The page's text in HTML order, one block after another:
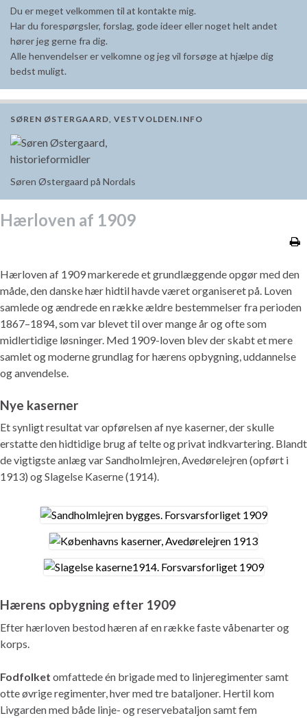
Du er meget velkommen til at kontakte mig.
Har du forespørgsler, forslag, gode ideer eller noget helt andet
hører jeg gerne fra dig.
Alle henvendelser er velkomne og jeg vil forsøge at hjælpe dig
bedst muligt.
SØREN ØSTERGAARD, VESTVOLDEN.INFO
Søren Østergaard på Nordals
Hærloven af 1909
Hærloven af 1909 markerede et grundlæggende opgør med den
måde, den danske hær hidtil havde været organiseret på. Loven
samlede og ændrede en række ældre bestemmelser fra perioden
1867–1894, som var blevet til over mange år og ofte som
midlertidige løsninger. Med 1909-loven blev der skabt et mere
samlet og moderne grundlag for hærens opbygning, uddannelse
og anvendelse.
Nye kaserner
Et synligt resultat var opførelsen af nye kaserner, der skulle
erstatte den hidtidige brug af telte og privat indkvartering. Blandt
de vigtigste anlæg var Sandholmlejren, Avedørelejren (opført i
1913) og Slagelse Kaserne (1914).
Hærens opbygning efter 1909
Efter hærloven bestod hæren af en række faste våbenarter og
korps.
Fodfolket omfattede én brigade med to linjeregimenter samt
otte øvrige regimenter, hver med tre bataljoner. Hertil kom
Livgarden med både linje- og reservebataljon samt fem